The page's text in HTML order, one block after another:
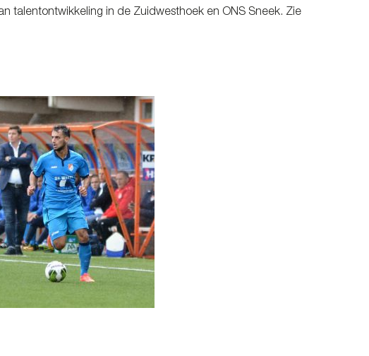
talentontwikkeling in de Zuidwesthoek en ONS Sneek. Zie